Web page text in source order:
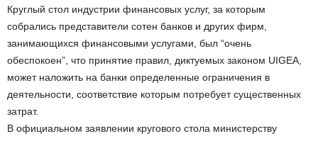
Круглый стол индустрии финансовых услуг, за которым
собрались представители сотен банков и других фирм,
занимающихся финансовыми услугами, был “очень
обеспокоен”, что принятие правил, диктуемых законом UIGEA,
может наложить на банки определенные ограничения в
деятельности, соответствие которым потребует существенных
затрат.
В официальном заявлении кругового стола министерству